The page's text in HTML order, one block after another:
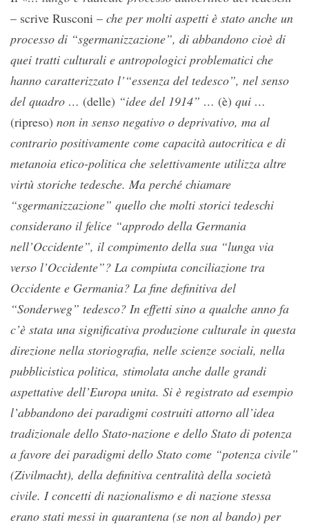
– scrive Rusconi – che per molti aspetti è stato anche un
processo di “sgermanizzazione”, di abbandono cioè di
quei tratti culturali e antropologici problematici che
hanno caratterizzato l’“essenza del tedesco”, nel senso
del quadro … (delle) “idee del 1914” … (è) qui …
(ripreso) non in senso negativo o deprivativo, ma al
contrario positivamente come capacità autocritica e di
metanoia etico-politica che selettivamente utilizza altre
virtù storiche tedesche. Ma perché chiamare
“sgermanizzazione” quello che molti storici tedeschi
considerano il felice “approdo della Germania
nell’Occidente”, il compimento della sua “lunga via
verso l’Occidente”? La compiuta conciliazione tra
Occidente e Germania? La fine definitiva del
“Sonderweg” tedesco? In effetti sino a qualche anno fa
c’è stata una significativa produzione culturale in questa
direzione nella storiografia, nelle scienze sociali, nella
pubblicistica politica, stimolata anche dalle grandi
aspettative dell’Europa unita. Si è registrato ad esempio
l’abbandono dei paradigmi costruiti attorno all’idea
tradizionale dello Stato-nazione e dello Stato di potenza
a favore dei paradigmi dello Stato come “potenza civile”
(Zivilmacht), della definitiva centralità della società
civile. I concetti di nazionalismo e di nazione stessa
erano stati messi in quarantena (se non al bando) per